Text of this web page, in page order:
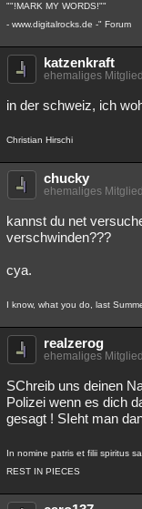
""!MARK MY WORDS!""
- www.digitalrocks.de -" Forum
katzenkraft
ehemaliges Mitglied
in der schweiz, ich
Christian Hirschi
chucky
ehemaliges Mitglied
kannst du net
verschwinden???
cya.
I know, what you do, last
realzerog
ehemaliges Mitglied
SChreib uns deinen
Polizei wenn es dich
gesagt ! SIeht man
In nomine patris et filii spiritus
REST IN PIECES